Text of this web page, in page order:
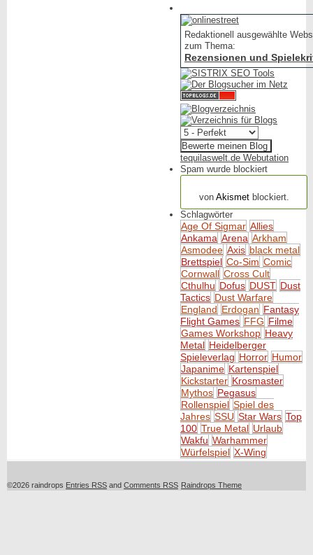
Redaktionell ausgewählte
zum Thema:
Rezensionen und
tequilaswelt.de Webutation
Spam wurde blockiert
von Akismetblockiert.
Schlagwörter
Age Of Sigmar Allies
Ankama Arena Arkham
Asmodee Axis black metal
Brettspiel Co-Sim Comic
Cornwall Cross Cult
Cthulhu Dofus DUST Dust
Tactics Dust Warfare
England Erdogan Fantasy
Flight Games FFG Filme
Games Workshop Heavy
Metal Heidelberger
Spieleverlag Horror Humor
Japanime Kartenspiel
Kickstarter Krosmaster
Mythos Pegasus
Rollenspiel Spiel des
Jahres SSU Star Wars Top
100 True Metal Urlaub
Wakfu Warhammer
Würfelspiel X-Wing
©2026 raindrops Entries RSS and Comments RSS Raindrops Theme